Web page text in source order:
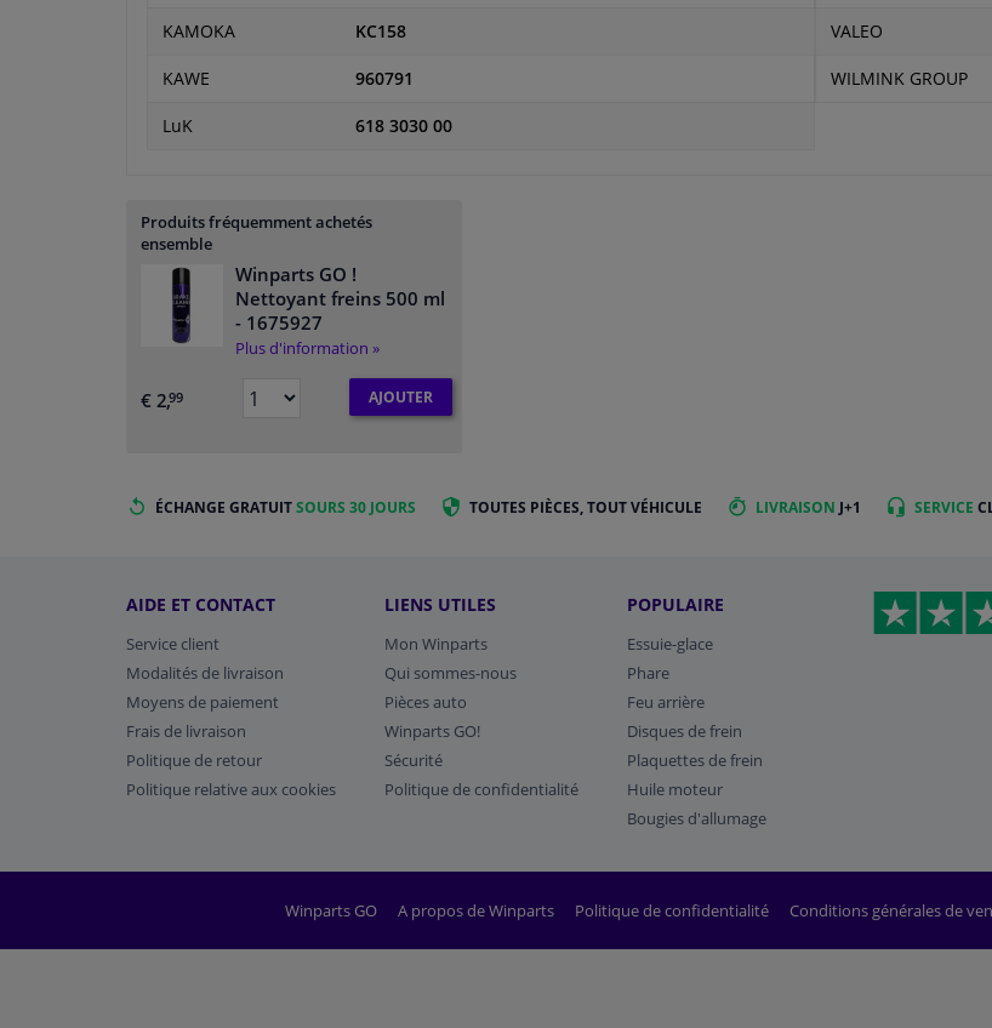
KAMOKA KC158
KAWE 960791
LuK 618 3030 00
VALEO
WILMINK GROUP
Produits fréquemment achetés
ensemble
Winparts GO !
Nettoyant freins 500 ml
- 1675927
Plus d'information »
€ 2,99 AJOUTER
ÉCHANGE GRATUITSOURS 30 JOURS TOUTES PIÈCES, TOUT VÉHICULE LIVRAISON J+1 SERVICE
AIDE ET CONTACT
Service client
Modalités de livraison
Moyens de paiement
Frais de livraison
Politique de retour
Politique relative aux cookies
LIENS UTILES
Mon Winparts
Qui sommes-nous
Pièces auto
Winparts GO!
Sécurité
Politique de confidentialité
POPULAIRE
Essuie-glace
Phare
Feu arrière
Disques de frein
Plaquettes de frein
Huile moteur
Bougies d'allumage
Winparts GO A propos de Winparts Politique de confidentialité Conditions générales de